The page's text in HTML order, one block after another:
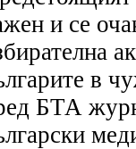
и се
в
БТА